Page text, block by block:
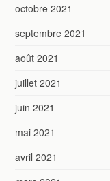
octobre 2021
septembre 2021
août 2021
juillet 2021
juin 2021
mai 2021
avril 2021